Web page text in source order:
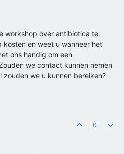
workshop over antibiotica te
en weet u wanneer het
ons handig om een
we contact kunnen nemen
zouden we u kunnen bereiken?
0